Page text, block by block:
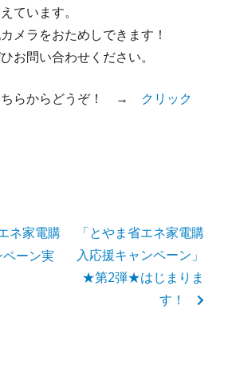
ています。
メラをおためしできます！
お問い合わせください。
ちらからどうぞ！ → クリック
ネ家電購
ーン実
「とやま省エネ家電購
入応援キャンペーン」
★第2弾★はじまりま
す！